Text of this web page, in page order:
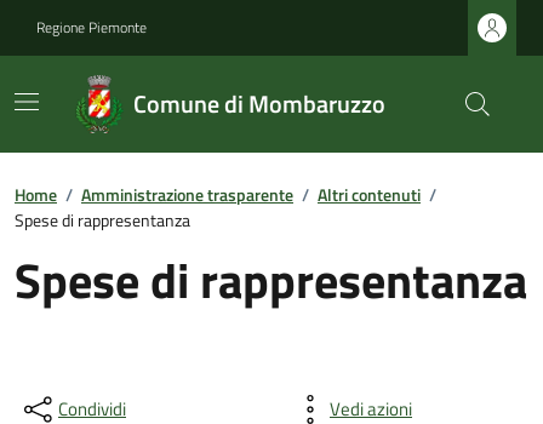
Regione Piemonte
Comune di Mombaruzzo
Home / Amministrazione trasparente / Altri contenuti /
Spese di rappresentanza
Spese di rappresentanza
Condividi Vedi azioni